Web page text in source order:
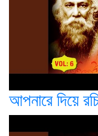
আপনারে দিয়ে